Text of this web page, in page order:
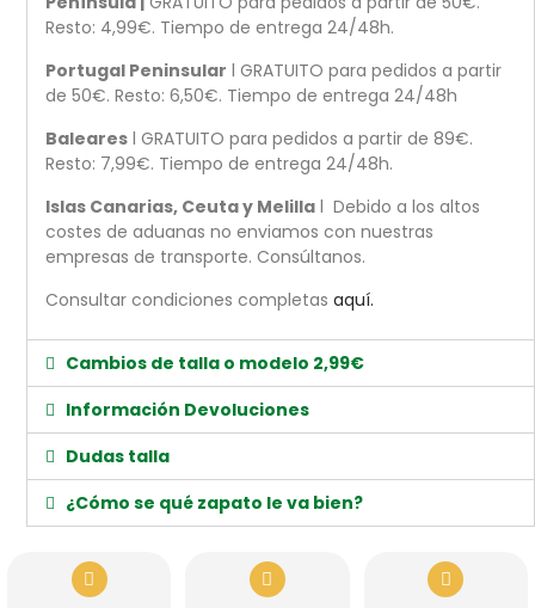
Resto: 4,99€. Tiempo de entrega 24/48h.
Portugal Peninsular l GRATUITO para pedidos a partir
de 50€. Resto: 6,50€. Tiempo de entrega 24/48h
Baleares l GRATUITO para pedidos a partir de 89€.
Resto: 7,99€. Tiempo de entrega 24/48h.
Islas Canarias, Ceuta y Melilla l Debido a los altos
costes de aduanas no enviamos con nuestras
empresas de transporte. Consúltanos.
Consultar condiciones completasaquí.
Cambios de talla o modelo 2,99€
Información Devoluciones
Dudas talla
¿Cómo se qué zapato le va bien?